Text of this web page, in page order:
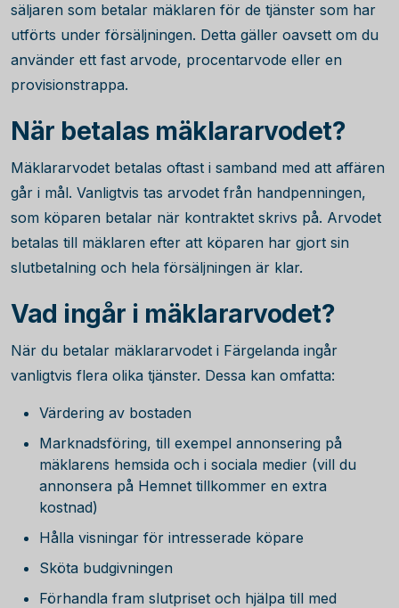
säljaren som betalar mäklaren för de tjänster som har
utförts under försäljningen. Detta gäller oavsett om du
använder ett fast arvode, procentarvode eller en
provisionstrappa.
När betalas mäklararvodet?
Mäklararvodet betalas oftast i samband med att affären
går i mål. Vanligtvis tas arvodet från handpenningen,
som köparen betalar när kontraktet skrivs på. Arvodet
betalas till mäklaren efter att köparen har gjort sin
slutbetalning och hela försäljningen är klar.
Vad ingår i mäklararvodet?
När du betalar mäklararvodet i Färgelanda ingår
vanligtvis flera olika tjänster. Dessa kan omfatta:
Värdering av bostaden
Marknadsföring, till exempel annonsering på
mäklarens hemsida och i sociala medier (vill du
annonsera på Hemnet tillkommer en extra
kostnad)
Hålla visningar för intresserade köpare
Sköta budgivningen
Förhandla fram slutpriset och hjälpa till med